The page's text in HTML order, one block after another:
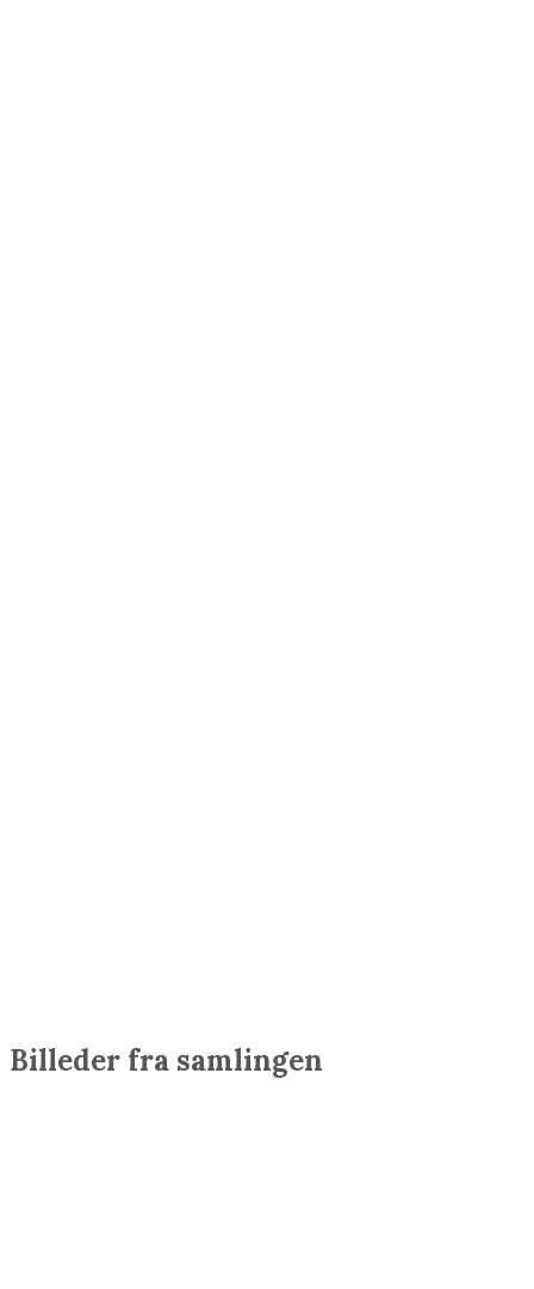
Billeder fra samlingen